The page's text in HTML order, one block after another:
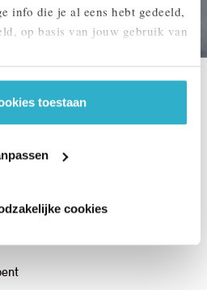
info die je al eens hebt gedeeld,
op basis van jouw gebruik van
toestaan
cookies
tijdens
snelst mijn Electric kan laden,